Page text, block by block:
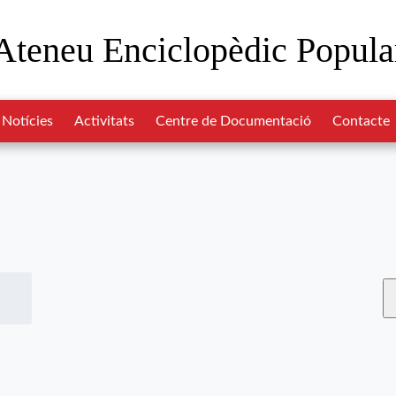
Enciclopèdic
Notícies Activitats Centre de Documentació Contacte